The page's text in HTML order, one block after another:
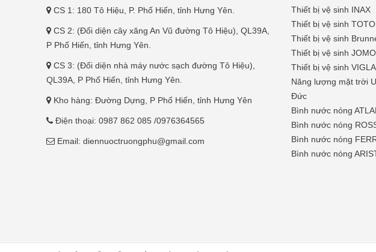
CS 1: 180 Tô Hiệu, P. Phố Hiến, tỉnh Hưng Yên.
CS 2: (Đối diện cây xăng An Vũ đường Tô Hiệu), QL39A,
P Phố Hiến, tỉnh Hưng Yên.
CS 3: (Đối diện nhà máy nước sạch đường Tô Hiệu),
QL39A, P Phố Hiến, tỉnh Hưng Yên.
Kho hàng: Đường Dựng, P Phố Hiến, tỉnh Hưng Yên
Điện thoại: 0987 862 085 /0976364565
Email: diennuoctruongphu@gmail.com
Thiết bị vệ sinh INAX
Thiết bị vệ sinh TOTO
Thiết bị vệ sinh
Thiết bị vệ sinh
Thiết bị vệ sinh
Năng lượng mặt trời
Đức
Bình nước nóng
Bình nước nóng
Bình nước nóng
Bình nước nóng